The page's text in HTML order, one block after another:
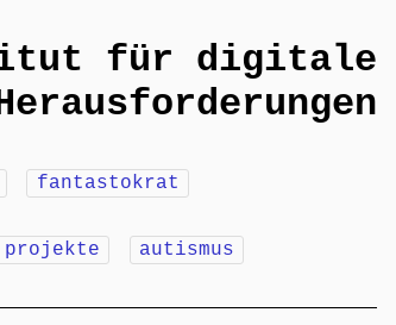
für digitale
fantastokrat
projekte autismus